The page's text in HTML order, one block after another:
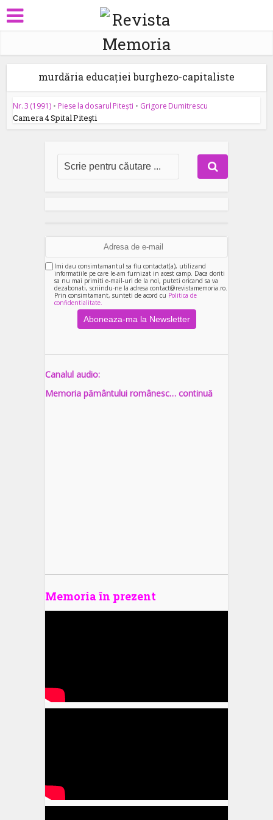
murdăria educației burghezo-capitaliste
Nr. 3 (1991) • Piese la dosarul Pitești • Grigore Dumitrescu
Camera 4 Spital Piteşti
Imi dau consimtamantul sa fiu contactat(a), utilizand
informatiile pe care le-am furnizat in acest camp. Daca doriti
sa nu mai primiti e-mail-uri de la noi, puteti oricand sa va
dezabonati, scriindu-ne la adresa contact@revistamemoria.ro.
Prin consimtamant, sunteti de acord cu Politica de
confidentialitate.
Canalul audio:
Memoria pământului românesc… continuă
Memoria în prezent